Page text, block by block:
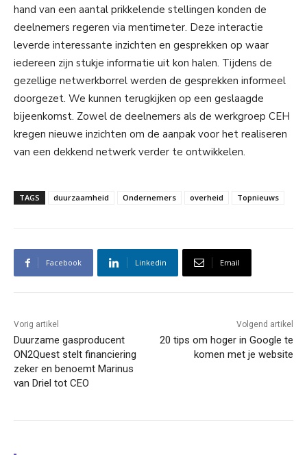
hand van een aantal prikkelende stellingen konden de
deelnemers regeren via mentimeter. Deze interactie
leverde interessante inzichten en gesprekken op waar
iedereen zijn stukje informatie uit kon halen. Tijdens de
gezellige netwerkborrel werden de gesprekken informeel
doorgezet. We kunnen terugkijken op een geslaagde
bijeenkomst. Zowel de deelnemers als de werkgroep CEH
kregen nieuwe inzichten om de aanpak voor het realiseren
van een dekkend netwerk verder te ontwikkelen.
TAGS duurzaamheid Ondernemers overheid Topnieuws
Facebook Linkedin Email
Vorig artikel
Duurzame gasproducent
ON2Quest stelt financiering
zeker en benoemt Marinus
van Driel tot CEO
Volgend artikel
20 tips om hoger in Google te
komen met je website